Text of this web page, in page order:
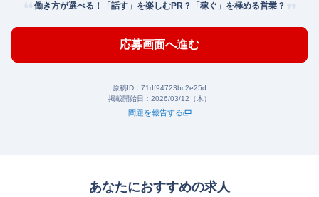
働き方が選べる！「話す」を楽しむPR？「稼ぐ」を極める営業？
応募画面へ進む
原稿ID： 71df94723bc2e25d
掲載開始日： 2026/03/12（木）
問題を報告する
あなたにおすすめの求人